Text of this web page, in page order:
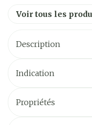
Voir tous les
Description
Indication
Propriétés